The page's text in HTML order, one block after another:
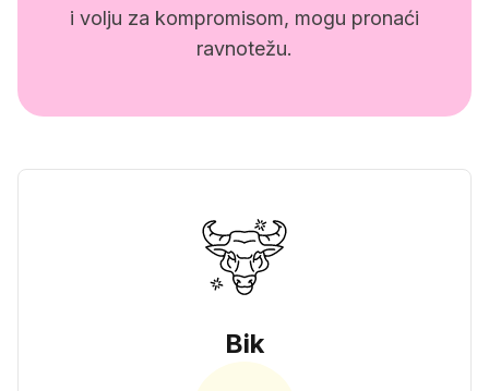
i volju za kompromisom, mogu pronaći
ravnotežu.
Bik